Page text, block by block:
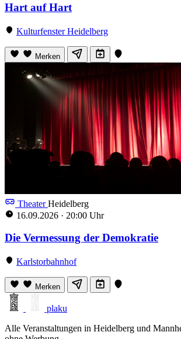
Hart auf Hart
Kulturfenster Heidelberg
Merken
TheaterHeidelberg
16.09.2026 · 20:00 Uhr
Die Vermessung der Demokratie
Karlstorbahnhof
Merken
plaku
Alle Veranstaltungen in Heidelberg und